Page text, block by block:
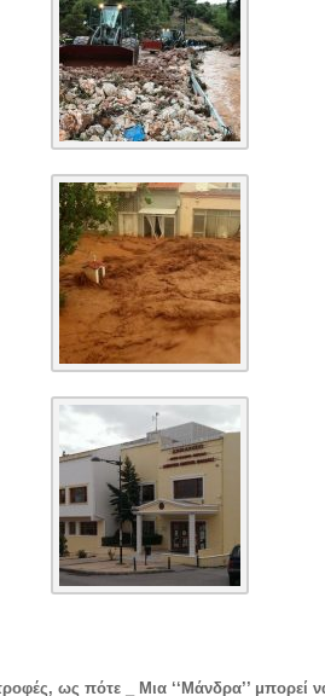
ως πότε _ Μια ‘‘Μάνδρα’’ μπορεί